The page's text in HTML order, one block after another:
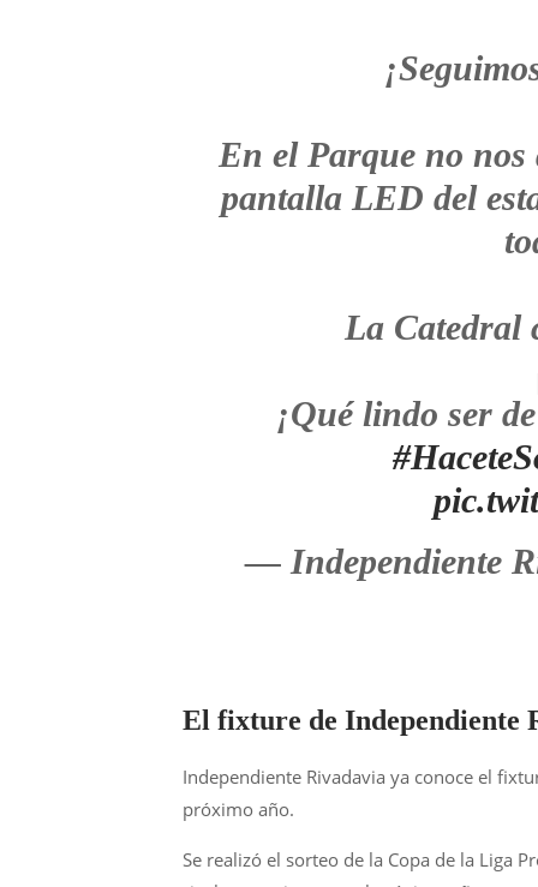
En el Parque no nos
pantalla LED del
La Catedral
¡Qué lindo ser
— Independiente
El fixture de Independiente
Independiente Rivadavia ya conoce el
próximo año.
Se realizó el sorteo de la Copa de la Liga